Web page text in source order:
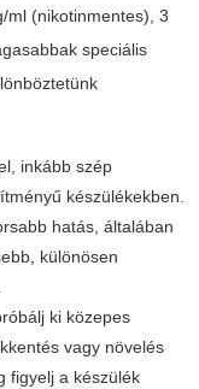
ml (nikotinmentes), 3
speciális
inkább szép
készülékekben.
hatás, általában
különösen
ki közepes
vagy növelés
figyelj a készülék